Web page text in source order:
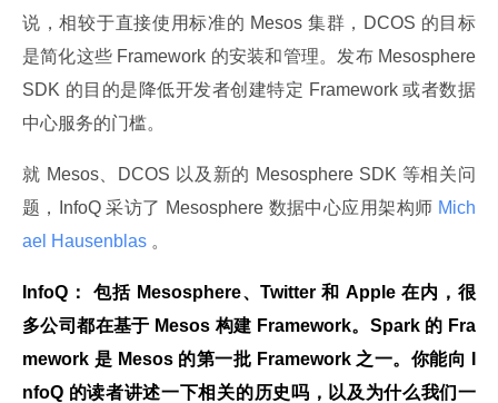
说，相较于直接使用标准的 Mesos 集群，DCOS 的目标
是简化这些 Framework 的安装和管理。发布 Mesosphere
SDK 的目的是降低开发者创建特定 Framework 或者数据
中心服务的门槛。
就 Mesos、DCOS 以及新的 Mesosphere SDK 等相关问
题，InfoQ 采访了 Mesosphere 数据中心应用架构师 Mich
ael Hausenblas 。
InfoQ： 包括 Mesosphere、Twitter 和 Apple 在内，很
多公司都在基于 Mesos 构建 Framework。Spark 的 Fra
mework 是 Mesos 的第一批 Framework 之一。你能向 I
nfoQ 的读者讲述一下相关的历史吗，以及为什么我们一